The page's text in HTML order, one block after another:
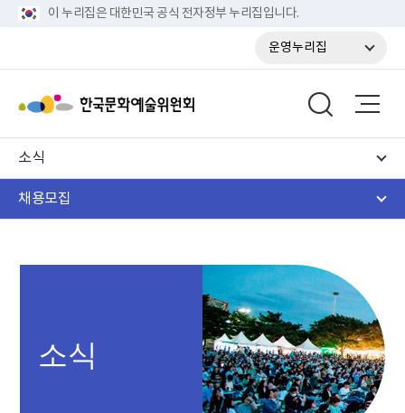
이 누리집은 대한민국 공식 전자정부 누리집입니다.
운영누리집
소식
채용모집
소식